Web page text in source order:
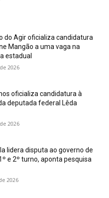
do Agir oficializa candidatura
Mangão a uma vaga na
estadual
2026
oficializa candidatura à
deputada federal Lêda
2026
lidera disputa ao governo de
e 2º turno, aponta pesquisa
2026